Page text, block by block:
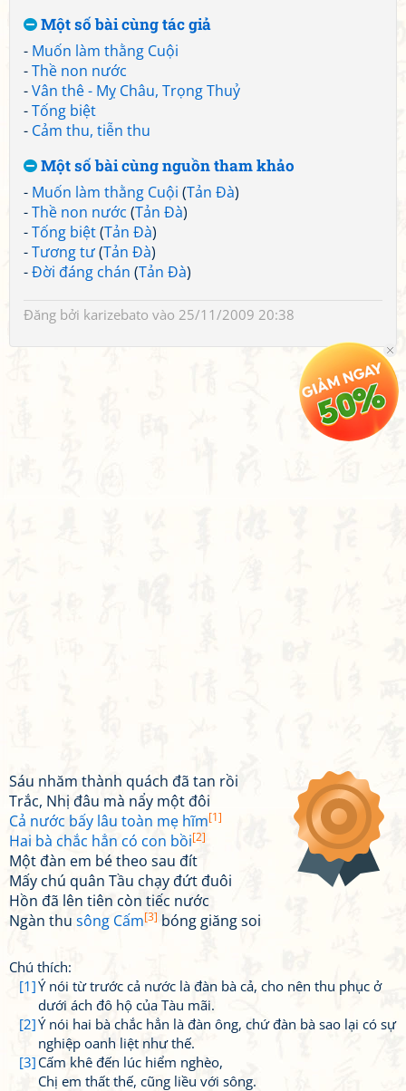
Một số bài cùng tác giả
- Muốn làm thằng Cuội
-Thề non nước
-Vân thê - Mỵ Châu, Trọng Thuỷ
-Tống biệt
- Cảm thu, tiễn thu
Một số bài cùng nguồn tham khảo
- Muốn làm thằng Cuội (Tản Đà)
-Thề non nước (Tản Đà)
-Tống biệt(Tản Đà)
-Tương tư(Tản Đà)
-Đời đáng chán (Tản Đà)
Đăng bởi karizebato vào 25/11/2009 20:38
Sáu nhăm thành quách đã tan rồi
Trắc, Nhị đâu mà nẩy một đôi
Cả nước bấy lâu toàn mẹ hĩm[1]
Hai bà chắc hẳn có con bồi[2]
Một đàn em bé theo sau đít
Mấy chú quân Tầu chạy đứt đuôi
Hồn đã lên tiên còn tiếc nước
Ngàn thu sông Cấm[3] bóng giăng soi
Chú thích:
[1]Ý nói từ trước cả nước là đàn bà cả, cho nên thu phục ở
dưới ách đô hộ của Tàu mãi.
[2]Ý nói hai bà chắc hẳn là đàn ông, chứ đàn bà sao lại có sự
nghiệp oanh liệt như thế.
[3] Cấm khê đến lúc hiểm nghèo,
Chị em thất thế, cũng liều với sông.